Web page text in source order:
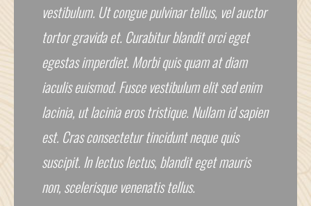
vestibulum. Ut congue pulvinar tellus, vel auctor
tortor gravida et. Curabitur blandit orci eget
egestas imperdiet. Morbi quis quam at diam
iaculis euismod. Fusce vestibulum elit sed enim
lacinia, ut lacinia eros tristique. Nullam id sapien
est. Cras consectetur tincidunt neque quis
suscipit. In lectus lectus, blandit eget mauris
non, scelerisque venenatis tellus.